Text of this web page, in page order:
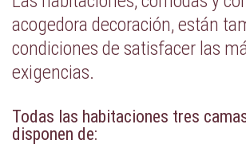
acogedora decoración, están
condiciones de satisfacer las
exigencias.
Todas las habitaciones tres
disponen de: